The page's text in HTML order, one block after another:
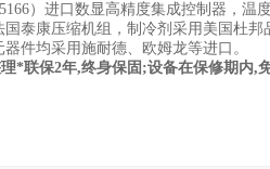
）进口数显高精度集成控制器，温
泰康压缩机组，制冷剂采用美国杜邦
件均采用施耐德、欧姆龙等进口。
*联保2年,终身保固;设备在保修期内,